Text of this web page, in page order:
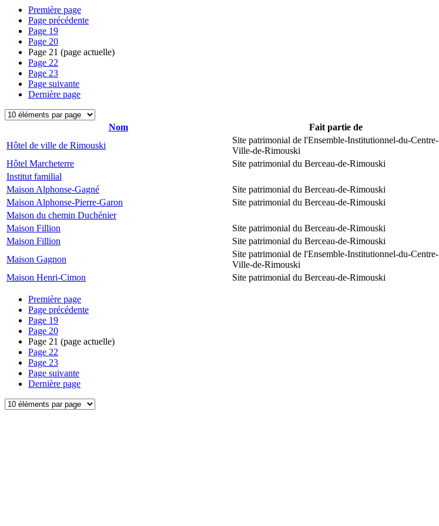
Première page
Page précédente
Page 19
Page 20
Page 21 (page actuelle)
Page 22
Page 23
Page suivante
Dernière page
Nom Fait partie de
Hôtel de ville de Rimouski
Site patrimonial de l'Ensemble-Institutionnel-du-Centre-
Ville-de-Rimouski
Hôtel Marcheterre
Site patrimonial du Berceau-de-Rimouski
Institut familial
Maison Alphonse-Gagné
Site patrimonial du Berceau-de-Rimouski
Maison Alphonse-Pierre-Garon
Site patrimonial du Berceau-de-Rimouski
Maison du chemin Duchénier
Maison Fillion
Site patrimonial du Berceau-de-Rimouski
Maison Fillion
Site patrimonial du Berceau-de-Rimouski
Maison Gagnon
Site patrimonial de l'Ensemble-Institutionnel-du-Centre-
Ville-de-Rimouski
Maison Henri-Cimon
Site patrimonial du Berceau-de-Rimouski
Première page
Page précédente
Page 19
Page 20
Page 21 (page actuelle)
Page 22
Page 23
Page suivante
Dernière page